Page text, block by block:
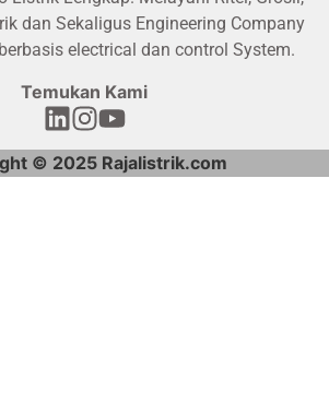
dan Sekaligus Engineering Company
electrical dan control System.
Temukan Kami
© 2025 Rajalistrik.com